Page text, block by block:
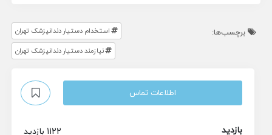
برچسب‌ها:
استخدام دستیار دندانپزشک تهران
نیازمند دستیار دندانپزشک تهران
اطلاعات تماس
بازدید
1122 بازدید